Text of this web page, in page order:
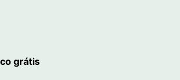
grátis